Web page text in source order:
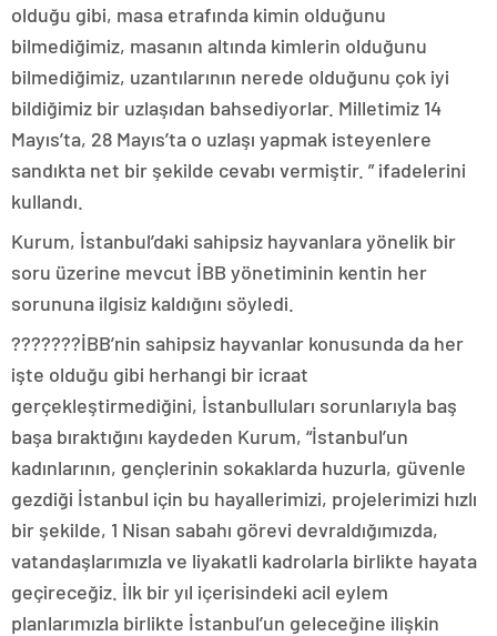
olduğu gibi, masa etrafında kimin olduğunu
bilmediğimiz, masanın altında kimlerin olduğunu
bilmediğimiz, uzantılarının nerede olduğunu çok iyi
bildiğimiz bir uzlaşıdan bahsediyorlar. Milletimiz 14
Mayıs’ta, 28 Mayıs’ta o uzlaşı yapmak isteyenlere
sandıkta net bir şekilde cevabı vermiştir. ” ifadelerini
kullandı.
Kurum, İstanbul’daki sahipsiz hayvanlara yönelik bir
soru üzerine mevcut İBB yönetiminin kentin her
sorununa ilgisiz kaldığını söyledi.
???????İBB’nin sahipsiz hayvanlar konusunda da her
işte olduğu gibi herhangi bir icraat
gerçekleştirmediğini, İstanbulluları sorunlarıyla baş
başa bıraktığını kaydeden Kurum, “İstanbul’un
kadınlarının, gençlerinin sokaklarda huzurla, güvenle
gezdiği İstanbul için bu hayallerimizi, projelerimizi hızlı
bir şekilde, 1 Nisan sabahı görevi devraldığımızda,
vatandaşlarımızla ve liyakatli kadrolarla birlikte hayata
geçireceğiz. İlk bir yıl içerisindeki acil eylem
planlarımızla birlikte İstanbul’un geleceğine ilişkin